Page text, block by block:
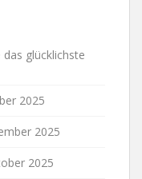
glücklichste
2025
2025
2025